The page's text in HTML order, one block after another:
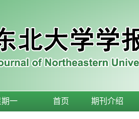
一 首页 期刊介绍